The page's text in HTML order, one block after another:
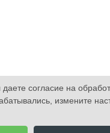
согласие на
измените